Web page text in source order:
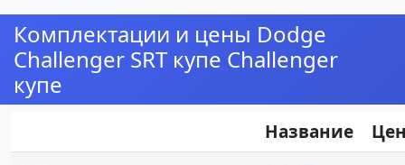
Комплектации и цены Dodge
Challenger SRT купе Challenger
купе
Название